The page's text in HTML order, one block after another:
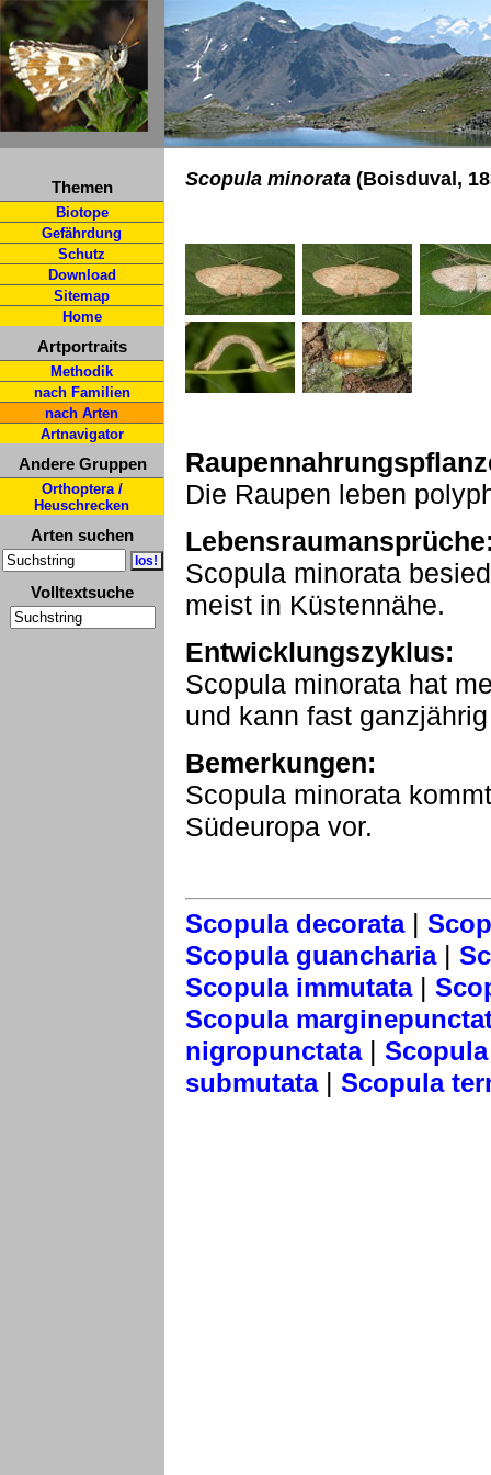
Themen
Biotope
Gefährdung
Schutz
Download
Sitemap
Home
Artportraits
Methodik
nach Familien
nach Arten
Artnavigator
Andere Gruppen
Orthoptera /
Heuschrecken
Arten suchen
Volltextsuche
Scopula minorata (Boisduval,
Die Raupen leben
Scopula minorata
meist in Küstennähe.
Entwicklungszyklus:
Scopula minorata hat
und kann fast
Bemerkungen:
Scopula minorata
Südeuropa vor.
Scopula decorata|
Scopula guancharia|
Scopula immutata|
Scopula
nigropunctata|
submutata| Scopula